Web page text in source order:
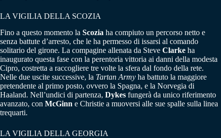
LA VIGILIA DELLA SCOZIA
Fino a questo momento la Scozia ha compiuto un percorso netto e
senza battute d’arresto, che le ha permesso di issarsi al comando
solitario del girone. La compagine allenata da Steve Clarke ha
inaugurato questa fase con la perentoria vittoria ai danni della modesta
Cipro, costretta a raccogliere tre volte la sfera dal fondo della rete.
Nelle due uscite successive, la Tartan Army ha battuto la maggiore
pretendente al primo posto, ovvero la Spagna, e la Norvegia di
Haaland. Nell’undici di partenza, Dykes fungerà da unico riferimento
avanzato, con McGinn e Christie a muoversi alle sue spalle sulla linea
trequarti.
LA VIGILIA DELLA GEORGIA